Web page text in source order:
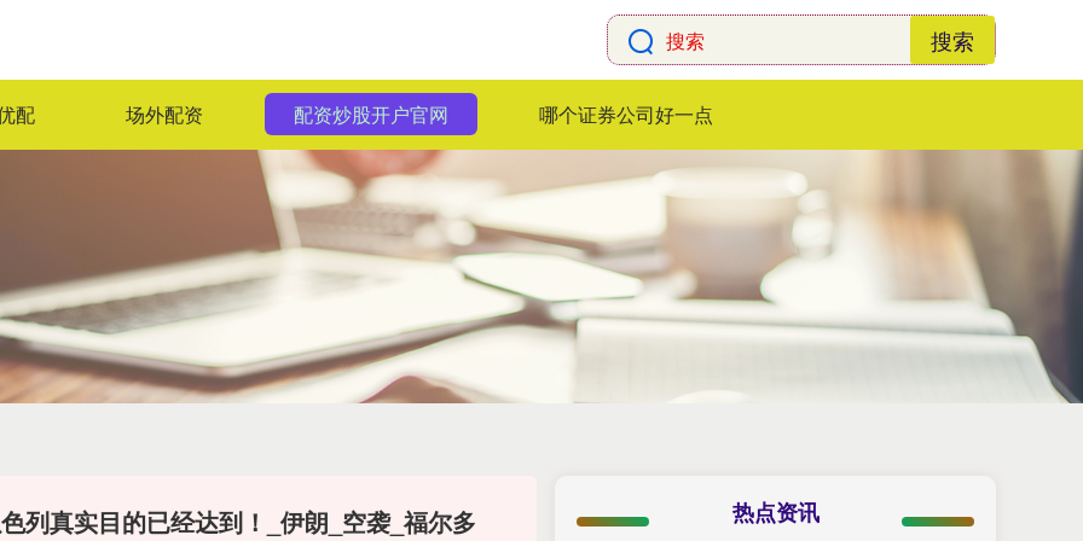
搜索
配 场外配资 配资炒股开户官网 哪个证券公司好一点
列真实目的已经达到！_伊朗_空袭_福尔多 热点资讯